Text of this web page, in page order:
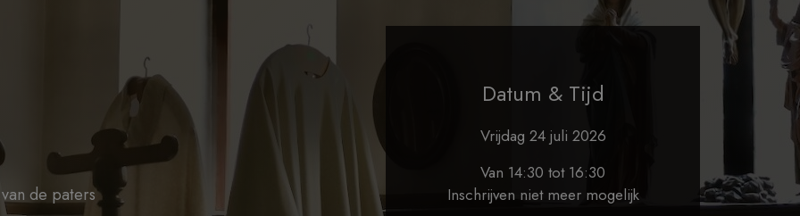
de paters
Datum & Tijd
Vrijdag 24 juli 2026
Van 14:30 tot 16:30
Inschrijven niet meer mogelijk